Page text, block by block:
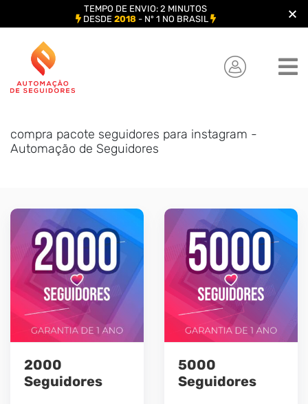
content
compra pacote seguidores para instagram -
Automação de Seguidores
2000
Seguidores
5000
Seguidores
TEMPO DE ENVIO: 2 MINUTOS
DESDE 2018- Nº 1 NO BRASIL